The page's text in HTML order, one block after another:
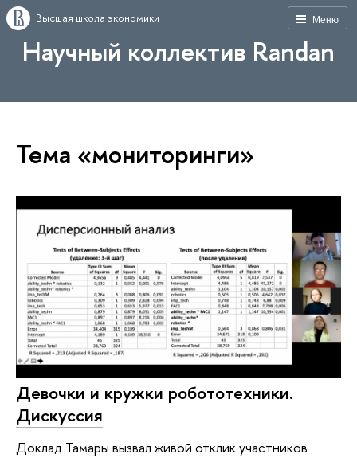
Меню
Высшая школа экономики
Научный коллектив Randan
Тема «мониторинги»
Девочки и кружки робототехники.
Дискуссия
Доклад Тамары вызвал живой отклик участников